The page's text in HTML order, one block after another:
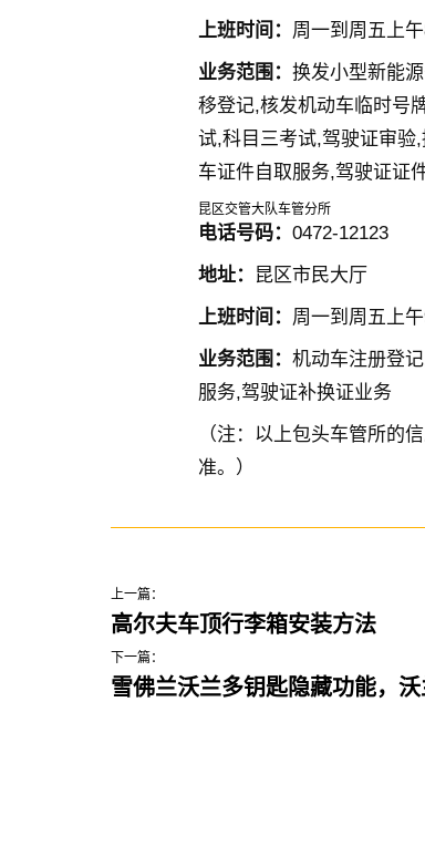
上班时间： 周一到周五上
业务范围： 换发小型新能
移登记,核发机动车临时号
试,科目三考试,驾驶证审验
车证件自取服务,驾驶证证
昆区交管大队车管分所
电话号码： 0472-12123
地址：
昆区市民大厅
上班时间： 周一到周五上
业务范围： 机动车注册登
服务,驾驶证补换证业务
（注：以上包头车管所的
准。）
上一篇：
高尔夫车顶行李箱安装方法
下一篇：
雪佛兰沃兰多钥匙隐藏功能，